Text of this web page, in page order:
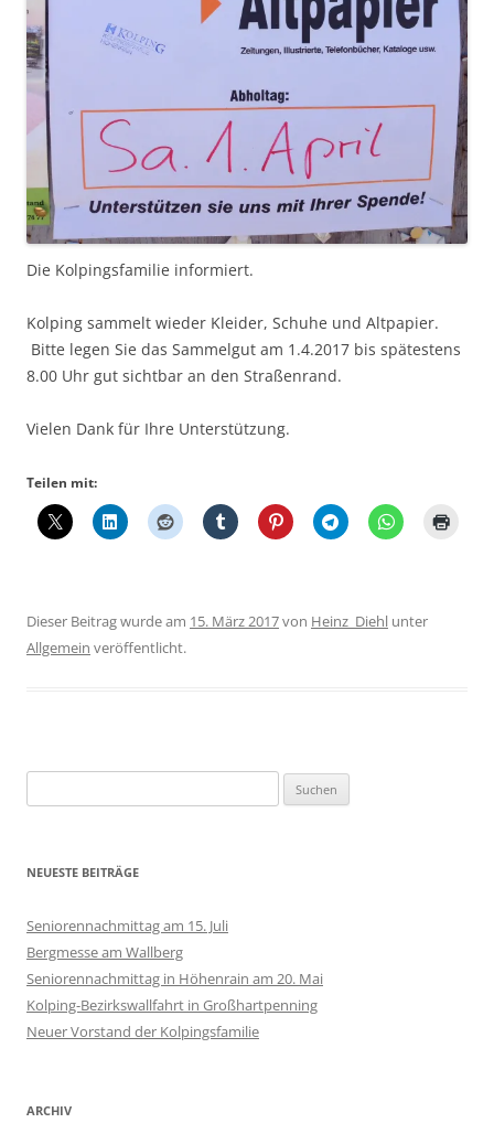
Die Kolpingsfamilie informiert.
Kolping sammelt wieder Kleider, Schuhe und Altpapier.
Bitte legen Sie das Sammelgut am 1.4.2017 bis spätestens
8.00 Uhr gut sichtbar an den Straßenrand.
Vielen Dank für Ihre Unterstützung.
Teilen mit:
Dieser Beitrag wurde am 15. März 2017von Heinz_Diehl unter
Allgemein veröffentlicht.
nach:
NEUESTE BEITRÄGE
Seniorennachmittag am 15. Juli
Bergmesse am Wallberg
Seniorennachmittag in Höhenrain am 20. Mai
Kolping-Bezirkswallfahrt in Großhartpenning
Neuer Vorstand der Kolpingsfamilie
ARCHIV